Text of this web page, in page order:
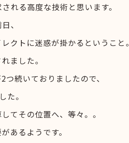
れる高度な技術と思います。
、
クトに迷惑が掛かるということ。
ました。
続いておりましたので、
た。
てその位置へ、等々。。
あるようです。